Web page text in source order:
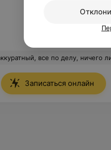
профессиональный внимательный прием на высоком
Записаться онлайн